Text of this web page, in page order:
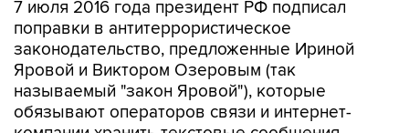
7 июля 2016 года президент РФ подписал
поправки в антитеррористическое
законодательство, предложенные Ириной
Яровой и Виктором Озеровым (так
называемый "закон Яровой"), которые
обязывают операторов связи и интернет-